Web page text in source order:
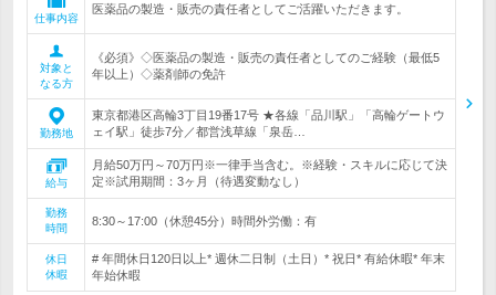
仕事内容
医薬品の製造・販売の責任者としてご活躍いただきます。
対象と
なる方
《必須》◇医薬品の製造・販売の責任者としてのご経験（最低5
年以上）◇薬剤師の免許
勤務地
東京都港区高輪3丁目19番17号 ★各線「品川駅」「高輪ゲートウ
ェイ駅」徒歩7分／都営浅草線「泉岳…
給与
月給50万円～70万円※一律手当含む。※経験・スキルに応じて決
定※試用期間：3ヶ月（待遇変動なし）
勤務
時間
8:30～17:00（休憩45分）時間外労働：有
休日
休暇
# 年間休日120日以上* 週休二日制（土日）* 祝日* 有給休暇* 年末
年始休暇